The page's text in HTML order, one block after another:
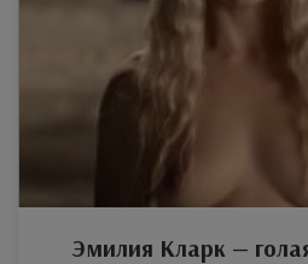
Эмилия Кларк —